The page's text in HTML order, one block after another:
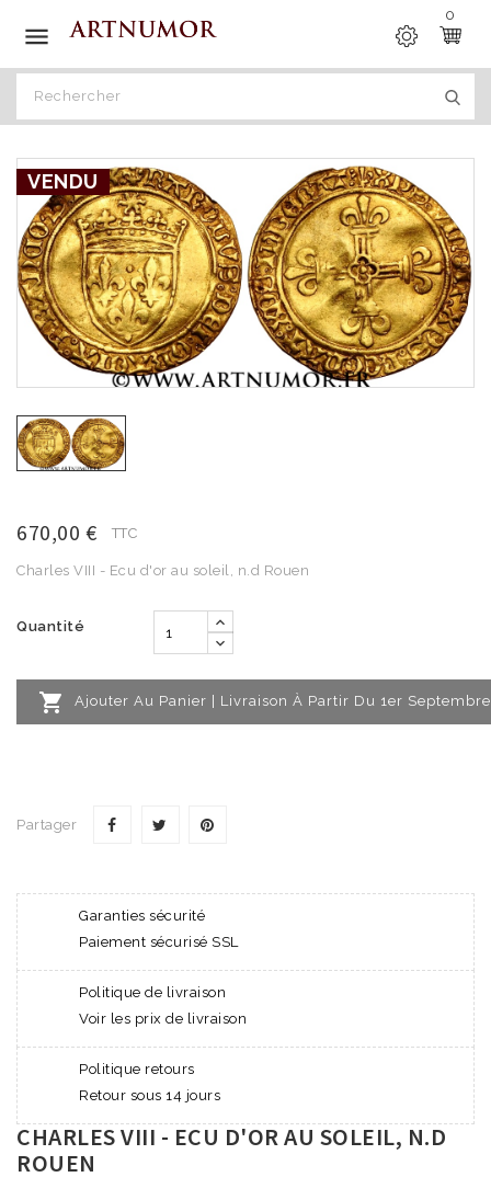

0
VENDU
670,00 € TTC
Charles VIII - Ecu d'or au soleil, n.d Rouen
Quantité
 Ajouter Au Panier | Livraison À Partir Du 1er Septembre
Partager
Garanties sécurité
Paiement sécurisé SSL
Politique de livraison
Voir les prix de livraison
Politique retours
Retour sous 14 jours
CHARLES VIII - ECU D'OR AU SOLEIL, N.D
ROUEN